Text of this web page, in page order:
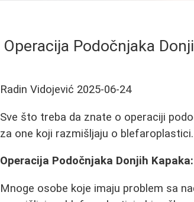
Operacija Podočnjaka
Radin Vidojević 2025-06-24
Sve što treba da znate o operaciji
za one koji razmišljaju o blefaroplastici.
Operacija Podočnjaka Donjih
Mnoge osobe koje imaju problem sa